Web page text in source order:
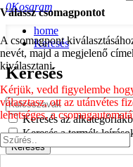
0Kosaram
home
Keresés
Keresés
Keresés az
Keresés a termék
Keresés
Válassz csomagpontot
A csomagpont
nevét, majd a megjelenő
kiválasztani.
Kérjük, vedd figyelembe
választasz, ott az utánvétes
lehetséges, a